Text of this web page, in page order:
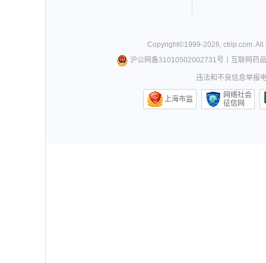
Copyright©1999-2026,ctrip.com.
沪公网备31010502002731号
互联网药
违法和不良信息举报
上海市监
网络社会
征信网